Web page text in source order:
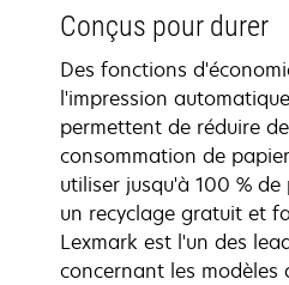
Conçus pour durer
Des fonctions
l'impression
permettent de réduire
consommation de
utiliser jusqu'à 100 %
un recyclage gratuit et
Lexmark est l'un des
concernant les modèles